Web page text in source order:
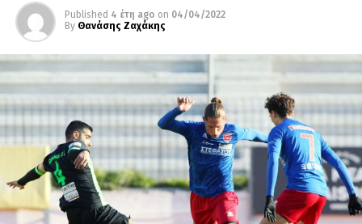
Published 4 έτη ago on 04/04/2022
By Θανάσης Ζαχάκης